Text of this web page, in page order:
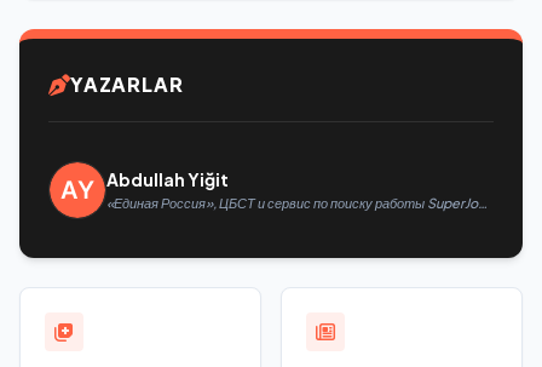
YAZARLAR
Abdullah Yiğit
«Единая Россия», ЦБСТ и сервис по поиску работы SuperJob